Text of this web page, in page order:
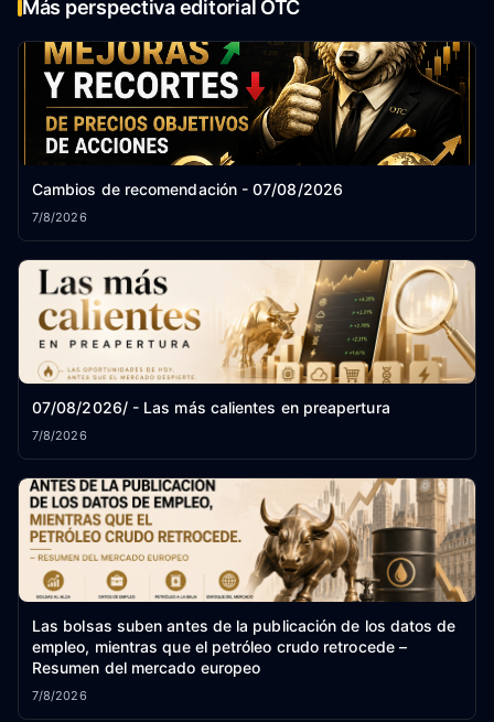
Más perspectiva editorial OTC
Cambios de recomendación - 07/08/2026
7/8/2026
07/08/2026/ - Las más calientes en preapertura
7/8/2026
Las bolsas suben antes de la publicación de los datos de
empleo, mientras que el petróleo crudo retrocede –
Resumen del mercado europeo
7/8/2026